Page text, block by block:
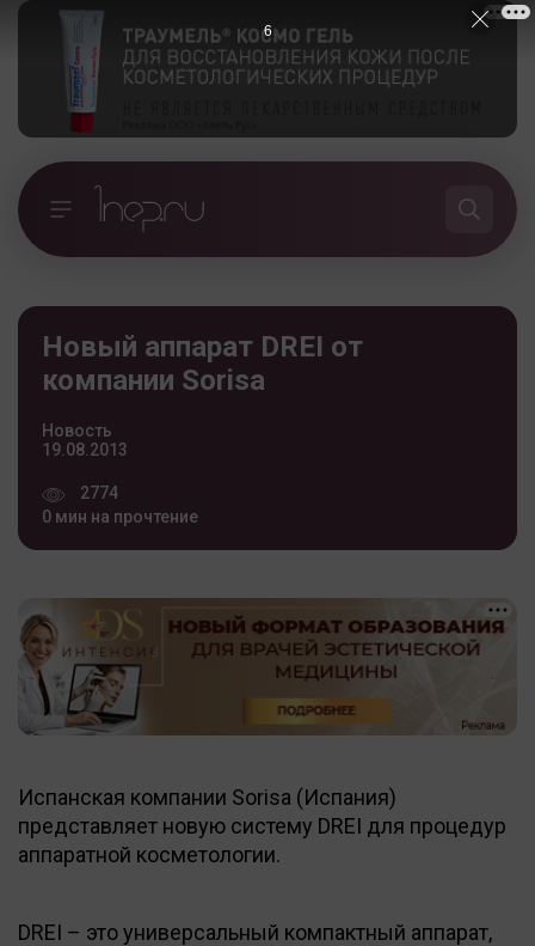
Новый аппарат DREI от
компании Sorisa
Новость
19.08.2013
2774
0 мин на прочтение
Испанская компании Sorisa (Испания)
представляет новую систему DREI для процедур
аппаратной косметологии.
DREI – это универсальный компактный аппарат,
5